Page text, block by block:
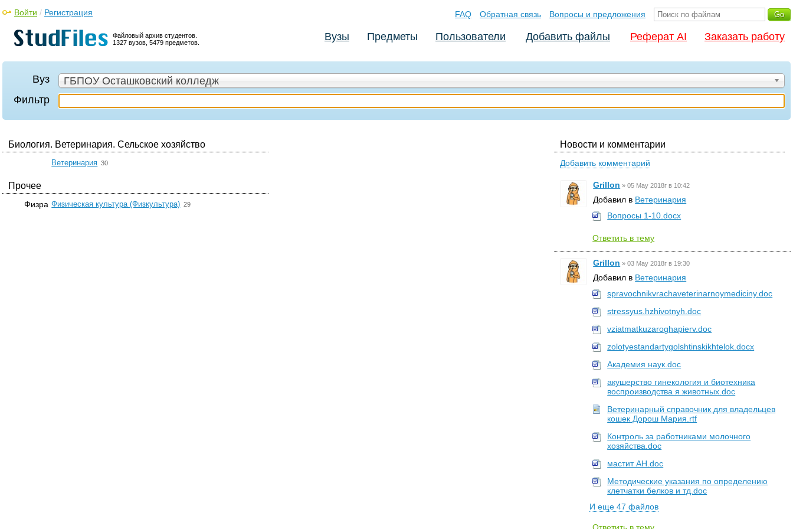
Файловый архив студентов.
1327 вузов, 5479 предметов.
Войти / Регистрация FAQ Обратная связь Вопросы и предложения
Вузы Предметы Пользователи Добавить файлы Реферат AI Заказать работу
Вуз
ГБПОУ Осташковский колледж
Фильтр
Биология. Ветеринария. Сельское хозяйство
Ветеринария 30
Прочее
Физра Физическая культура (Физкультура) 29
Новости и комментарии
Добавить комментарий
Grillon »05 May 2018г в 10:42
Добавил в Ветеринария
Вопросы 1-10.docx
Ответить в тему
Grillon »03 May 2018г в 19:30
Добавил в Ветеринария
spravochnikvrachaveterinarnoymediciny.doc
stressyus.hzhivotnyh.doc
vziatmatkuzaroghapierv.doc
zolotyestandartygolshtinskikhtelok.docx
Академия наук.doc
акушерство гинекология и биотехника
воспроизводства я животных.doc
Ветеринарный справочник для владельцев
кошек Дорош Мария.rtf
Контроль за работниками молочного
хозяйства.doc
мастит АН.doc
Методические указания по определению
клетчатки белков и тд.doc
И еще 47 файлов